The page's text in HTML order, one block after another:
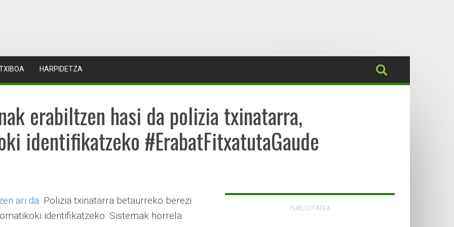
HARPIDETZA
erabiltzen hasi da polizia txinatarra,
identifikatzeko #ErabatFitxatutaGaude
ari da. Polizia txinatarra betaurreko berezi
identifikatzeko. Sistemak horrela
PUBLIZITATEA